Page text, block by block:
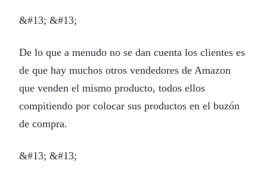
&#13; &#13;
De lo que a menudo no se dan cuenta los clientes es
de que hay muchos otros vendedores de Amazon
que venden el mismo producto, todos ellos
compitiendo por colocar sus productos en el buzón
de compra.
&#13; &#13;